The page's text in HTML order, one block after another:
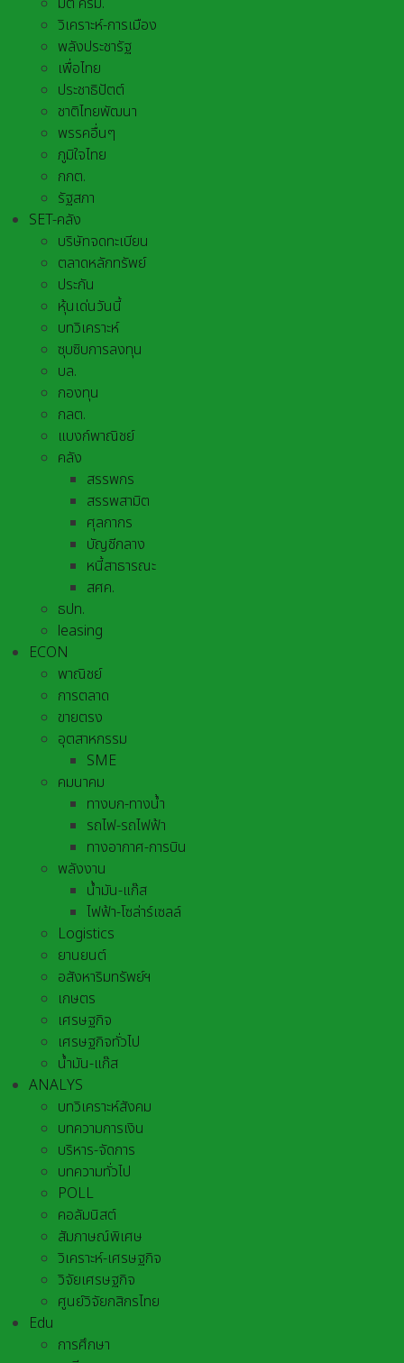
วิเคราะห์-การเมือง
พลังประชารัฐ
เพื่อไทย
ประชาธิปัตต์
ชาติไทยพัฒนา
พรรคอื่นๆ
ภูมิใจไทย
กกต.
รัฐสภา
SET-คลัง
บริษัทจดทะเบียน
ตลาดหลักทรัพย์
ประกัน
หุ้นเด่นวันนี้
บทวิเคราะห์
ซุบซิบการลงทุน
บล.
กองทุน
กลต.
แบงก์พาณิชย์
คลัง
สรรพกร
สรรพสามิต
ศุลกากร
บัญชีกลาง
หนี้สาธารณะ
สศค.
ธปท.
leasing
ECON
พาณิชย์
การตลาด
ขายตรง
อุตสาหกรรม
SME
คมนาคม
ทางบก-ทางน้ำ
รถไฟ-รถไฟฟ้า
ทางอากาศ-การบิน
พลังงาน
น้ำมัน-แก๊ส
ไฟฟ้า-โซล่าร์เซลล์
Logistics
ยานยนต์
อสังหาริมทรัพย์ฯ
เกษตร
เศรษฐกิจ
เศรษฐกิจทั่วไป
น้ำมัน-แก๊ส
ANALYS
บทวิเคราะห์สังคม
บทความการเงิน
บริหาร-จัดการ
บทความทั่วไป
POLL
คอลัมนิสต์
สัมภาษณ์พิเศษ
วิเคราะห์-เศรษฐกิจ
วิจัยเศรษฐกิจ
ศูนย์วิจัยกสิกรไทย
Edu
การศึกษา